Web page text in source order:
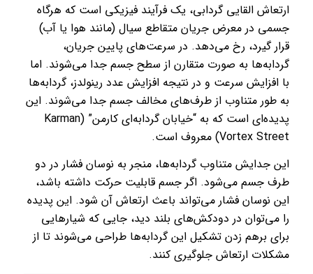
ارتعاش القایی گردابی، یک فرآیند فیزیکی است که هرگاه
جسمی در معرض جریان متقاطع سیال (مانند هوا یا آب)
قرار گیرد، رخ می‌دهد. در سرعت‌های پایین جریان،
گردابه‌ها به صورت متقارن از سطح جسم جدا می‌شوند. اما
با افزایش سرعت و در نتیجه افزایش عدد رینولدز، گردابه‌ها
به طور متناوب از طرف‌های مخالف جسم جدا می‌شوند. این
پدیده‌ای است که به “خیابان گردابه‌ای کارمن” (Karman
Vortex Street) معروف است.
این جدایش متناوب گردابه‌ها، منجر به نوسان فشار در دو
طرف جسم می‌شود. اگر جسم قابلیت حرکت داشته باشد،
این نوسان فشار می‌تواند باعث ارتعاش آن شود. این پدیده
را می‌توان در دودکش‌های بلند دید، جایی که شیارهایی
برای برهم زدن تشکیل این گردابه‌ها طراحی می‌شوند تا از
مشکلات ارتعاش جلوگیری کنند.